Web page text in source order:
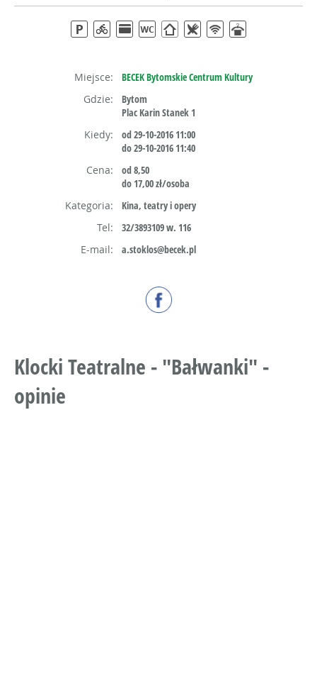
Miejsce:
BECEK Bytomskie Centrum Kultury
Gdzie:
Bytom
Plac Karin Stanek 1
Kiedy:
od 29-10-2016 11:00
do 29-10-2016 11:40
Cena:
od 8,50
do 17,00 zł/osoba
Kategoria:
Kina, teatry i opery
Tel:
32/3893109 w. 116
E-mail:
a.stoklos@becek.pl
Klocki Teatralne - "Bałwanki" -
opinie